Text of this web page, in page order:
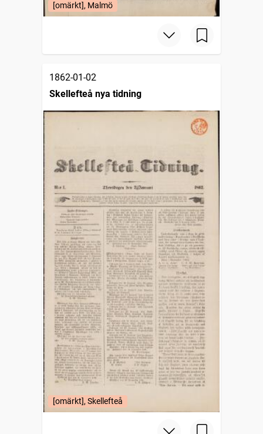
[omärkt], Malmö
1862-01-02
Skellefteå nya tidning
[omärkt], Skellefteå